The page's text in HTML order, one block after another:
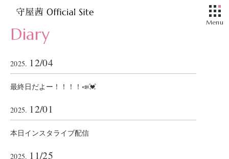
Diary
2025. 12/04
最終日だよー！！！！📣💓
2025. 12/01
本日インスタライブ配信
2025. 11/25